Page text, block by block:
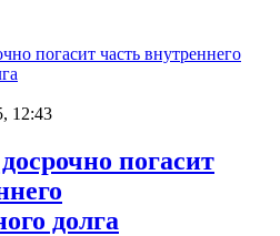
12:43
погасит
долга